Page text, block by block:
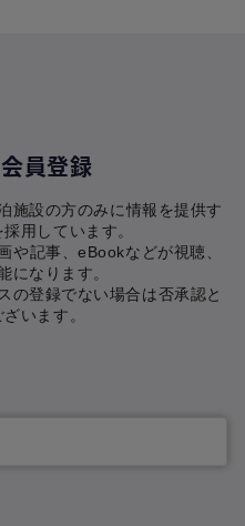
員登録
施設の方のみに情報を提供す
用しています。
や記事、eBookなどが視聴、
になります。
の登録でない場合は否承認と
います。